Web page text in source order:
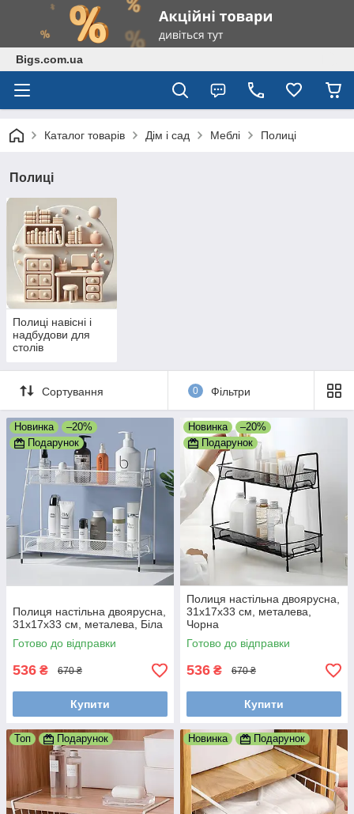
Bigs.com.ua
Каталог товарів Дім і сад Меблі Полиці
Полиці
Полиці навісні і
надбудови для
столів
Сортування 0 Фільтри
Новинка
–20%
Подарунок
Полиця настільна двоярусна,
31х17х33 см, металева, Біла
Готово до відправки
536 ₴ 670 ₴
Купити
Новинка
–20%
Подарунок
Полиця настільна двоярусна,
31х17х33 см, металева,
Чорна
Готово до відправки
536 ₴ 670 ₴
Купити
Топ Подарунок Новинка Подарунок